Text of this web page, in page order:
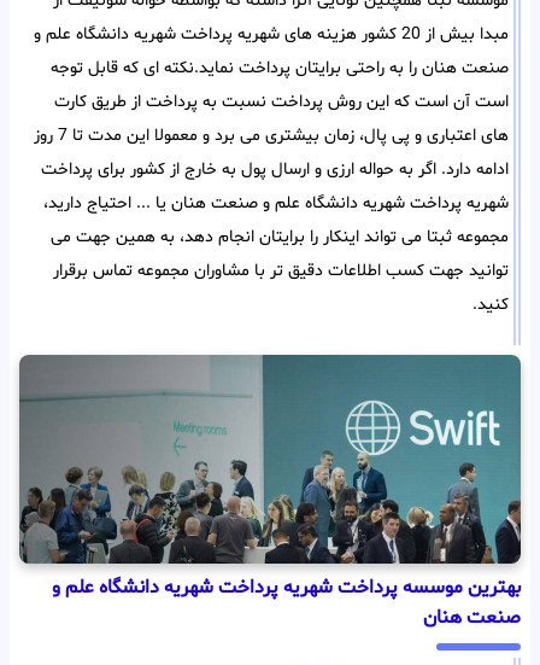
مبدا بیش از 20 کشور هزینه های شهریه پرداخت شهریه دانشگاه علم و
صنعت هنان را به راحتی برایتان پرداخت نماید.نکته ای که قابل توجه
است آن است که این روش پرداخت نسبت به پرداخت از طریق کارت
های اعتباری و پی پال، زمان بیشتری می برد و معمولا این مدت تا 7 روز
ادامه دارد. اگر به حواله ارزی و ارسال پول به خارج از کشور برای پرداخت
شهریه پرداخت شهریه دانشگاه علم و صنعت هنان یا ... احتیاج دارید،
مجموعه ثبتا می تواند اینکار را برایتان انجام دهد، به همین جهت می
توانید جهت کسب اطلاعات دقیق تر با مشاوران مجموعه تماس برقرار
کنید.
بهترین موسسه پرداخت شهریه پرداخت شهریه دانشگاه علم و
صنعت هنان